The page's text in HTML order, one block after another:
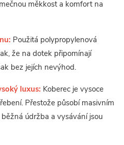
měkkost a komfort na
Použitá polypropylenová
že na dotek připomínají
bez jejích nevýhod.
luxus: Koberec je vysoce
Přestože působí masivním
údržba a vysávání jsou